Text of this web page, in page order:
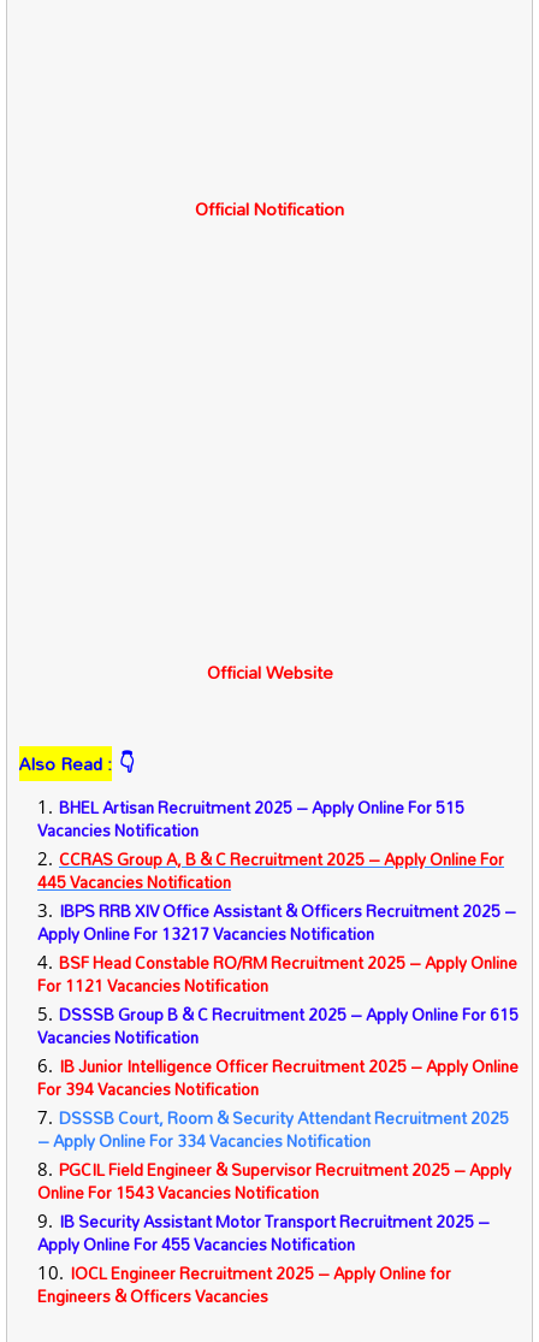
Official Notification
Official Website
Also Read : 👇
BHEL Artisan Recruitment 2025 – Apply Online For 515
Vacancies Notification
CCRAS Group A, B & C Recruitment 2025 – Apply Online For
445 Vacancies Notification
IBPS RRB XIV Office Assistant & Officers Recruitment 2025 –
Apply Online For 13217 Vacancies Notification
BSF Head Constable RO/RM Recruitment 2025 – Apply Online
For 1121 Vacancies Notification
DSSSB Group B & C Recruitment 2025 – Apply Online For 615
Vacancies Notification
IB Junior Intelligence Officer Recruitment 2025 – Apply Online
For 394 Vacancies Notification
DSSSB Court, Room & Security Attendant Recruitment 2025
– Apply Online For 334 Vacancies Notification
PGCIL Field Engineer & Supervisor Recruitment 2025 – Apply
Online For 1543 Vacancies Notification
IB Security Assistant Motor Transport Recruitment 2025 –
Apply Online For 455 Vacancies Notification
IOCL Engineer Recruitment 2025 – Apply Online for
Engineers & Officers Vacancies